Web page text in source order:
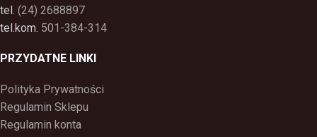
tel. (24) 2688897
tel.kom. 501-384-314
PRZYDATNE LINKI
Polityka Prywatności
Regulamin Sklepu
Regulamin konta